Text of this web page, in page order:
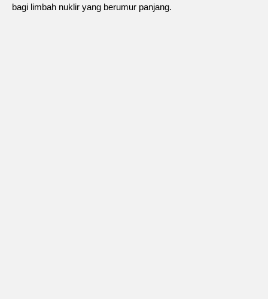
bagi limbah nuklir yang berumur panjang.